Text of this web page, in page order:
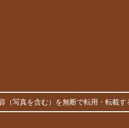
（写真を含む）を無断で転用・転載